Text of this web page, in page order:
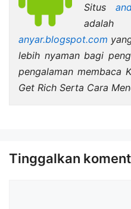
Situs
anyar.blogspot.com
lebih nyaman bagi
pengalaman membaca
Get Rich Serta Cara
Tinggalkan